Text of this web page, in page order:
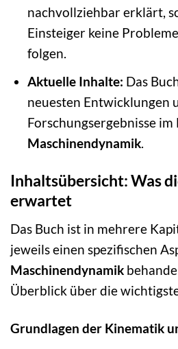
nachvollziehbar erklärt,
Einsteiger keine
folgen.
Aktuelle Inhalte: Das
neuesten Entwicklungen
Forschungsergebnisse
Maschinendynamik.
Inhaltsübersicht: Was
erwartet
Das Buch ist in mehrere
jeweils einen spezifischen
Maschinendynamik
Überblick über die
Grundlagen der Kinematik